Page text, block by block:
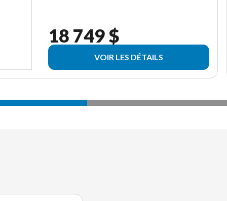
18 749 $
VOIR LES DÉTAILS